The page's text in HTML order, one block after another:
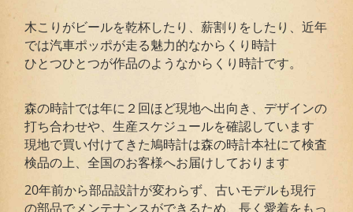
木こりがビールを乾杯したり、薪割りをしたり、近年
では汽車ポッポが走る魅力的なからくり時計
ひとつひとつが作品のようなからくり時計です。
森の時計では年に２回ほど現地へ出向き、デザインの
打ち合わせや、生産スケジュールを確認しています
現地で買い付けてきた鳩時計は森の時計本社にて検査
検品の上、全国のお客様へお届けしております
20年前から部品設計が変わらず、古いモデルも現行
の部品でメンテナンスができるため、長く愛着をもっ